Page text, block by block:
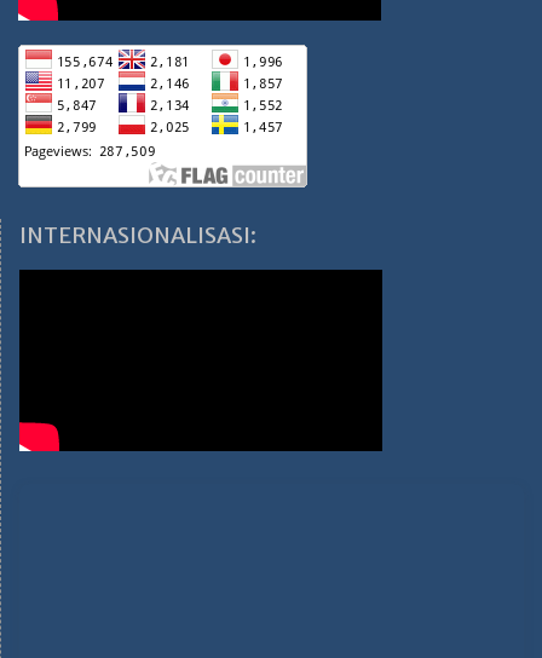
INTERNASIONALISASI: